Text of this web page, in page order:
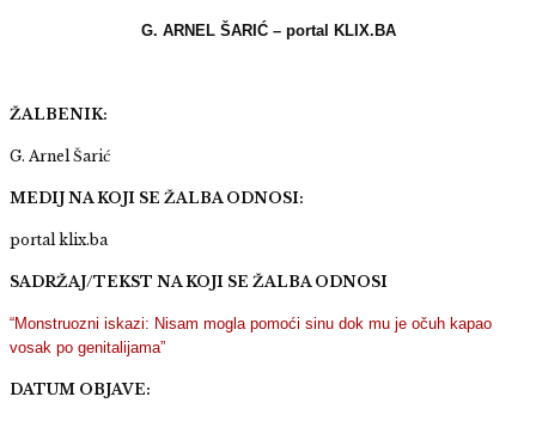
G. ARNEL ŠARIĆ – portal KLIX.BA
ŽALBENIK:
G. Arnel Šarić
MEDIJ NA KOJI SE ŽALBA ODNOSI:
portal klix.ba
SADRŽAJ/TEKST NA KOJI SE ŽALBA ODNOSI
“Monstruozni iskazi: Nisam mogla pomoći sinu dok mu je očuh kapao
vosak po genitalijama”
DATUM OBJAVE: